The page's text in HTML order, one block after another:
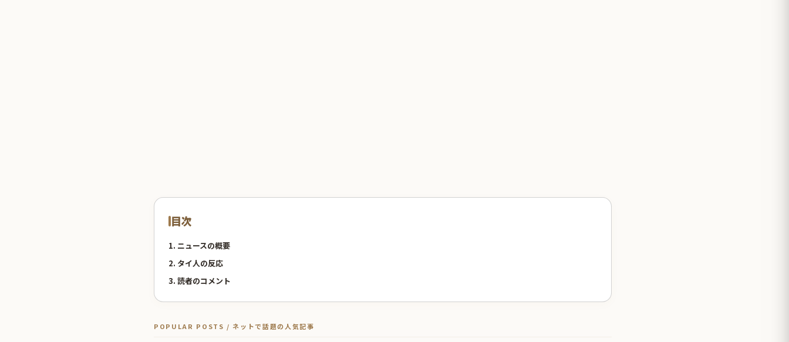
目次
1. ニュースの概要
2. タイ人の反応
3. 読者のコメント
POPULAR POSTS / ネットで話題の人気記事